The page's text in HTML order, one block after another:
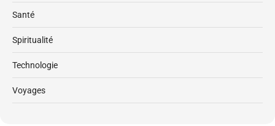
Santé
Spiritualité
Technologie
Voyages